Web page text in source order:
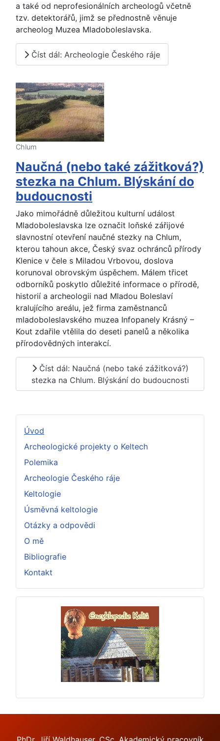
Úvod
Archeologické projekty o Keltech
Polemika
Archeologie Českého ráje
Keltologie
Úsměvná keltologie
Otázky a odpovědi
O mě
Bibliografie
Kontakt
a také od neprofesionálních archeologů včetně
tzv. detektorářů, jimž se přednostně věnuje
archeolog Muzea Mladoboleslavska.
Číst dál: Archeologie Českého ráje
Chlum
Naučná (nebo také zážitková?)
stezka na Chlum. Blýskání do
budoucnosti
Jako mimořádně důležitou kulturní událost
Mladoboleslavska lze označit loňské zářijové
slavnostní otevření naučné stezky na Chlum,
kterou tahoun akce, Český svaz ochránců přírody
Klenice v čele s Miladou Vrbovou, doslova
korunoval obrovským úspěchem. Málem třicet
odborníků poskytlo důležité informace o přírodě,
historií a archeologii nad Mladou Boleslaví
kralujícího areálu, jež firma zaměstnanců
mladoboleslavského muzea Infopanely Krásný –
Kout zdařile vtělila do deseti panelů a několika
přírodovědných interakcí.
Číst dál: Naučná (nebo také zážitková?)
stezka na Chlum. Blýskání do budoucnosti